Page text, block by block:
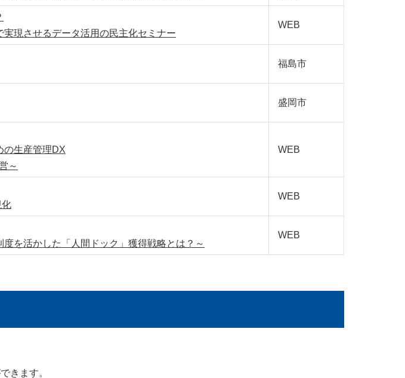
現させるデータ活用の民主化セミナー
WEB
福島市
盛岡市
の生産管理DX
～
WEB
化
WEB
を活かした「人間ドック」獲得戦略とは？～
WEB
きます。